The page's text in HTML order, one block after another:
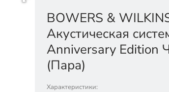
BOWERS &
Акустическая
Anniversary
(Пара)
Характеристики: